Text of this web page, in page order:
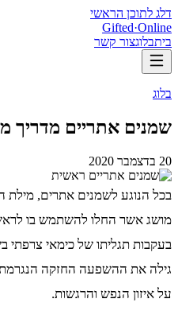
דלג לתוכן הראשי
Gifted·Online
ביתבלוגצור קשר
בלוג
שמנים אתריים מדריך
20 בדצמבר 2020
בכל הנוגע לשמנים אתרים, מילת
בעקבות תגליתו של כימאי
גילה את ההשפעה החזקה
על איזון הנפש והרגשות.